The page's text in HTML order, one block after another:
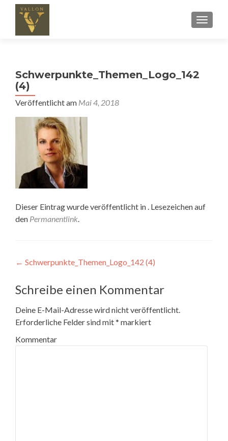
Schwerpunkte_Themen_Logo_142
(4)
Veröffentlicht am Mai 4, 2018
Dieser Eintrag wurde veröffentlicht in . Lesezeichen auf
den Permanentlink.
Beitragsnavigation
← Schwerpunkte_Themen_Logo_142 (4)
Schreibe einen Kommentar
Deine E-Mail-Adresse wird nicht veröffentlicht.
Erforderliche Felder sind mit* markiert
Kommentar